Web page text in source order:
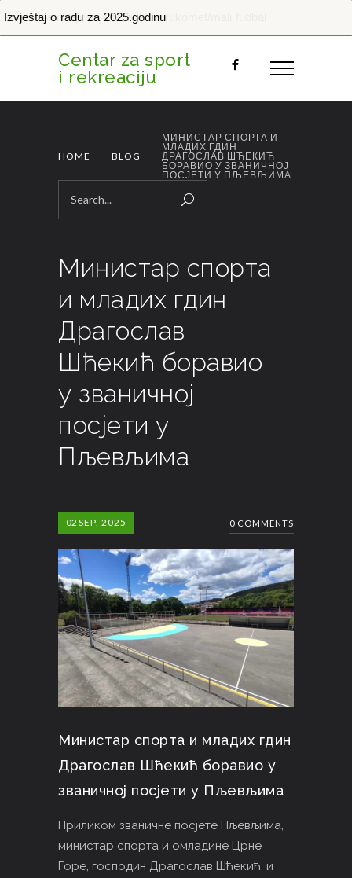
Izvještaj o radu za 2025.godinu
Centar za sport
i rekreaciju
HOME BLOG
МИНИСТАР СПОРТА И
МЛАДИХ ГДИН
ДРАГОСЛАВ ШЋЕКИЋ
БОРАВИО У ЗВАНИЧНОЈ
ПОСЈЕТИ У ПЉЕВЉИМА
Министар спорта
и младих гдин
Драгослав
Шћекић боравио
у званичној
посјети у
Пљевљима
02 SEP, 2025 0 COMMENTS
Министар спорта и младих гдин
Драгослав Шћекић боравио у
званичној посјети у Пљевљима
Приликом званичне посјете Пљевљима,
министар спорта и омладине Црне
Горе, господин Драгослав Шћекић, и